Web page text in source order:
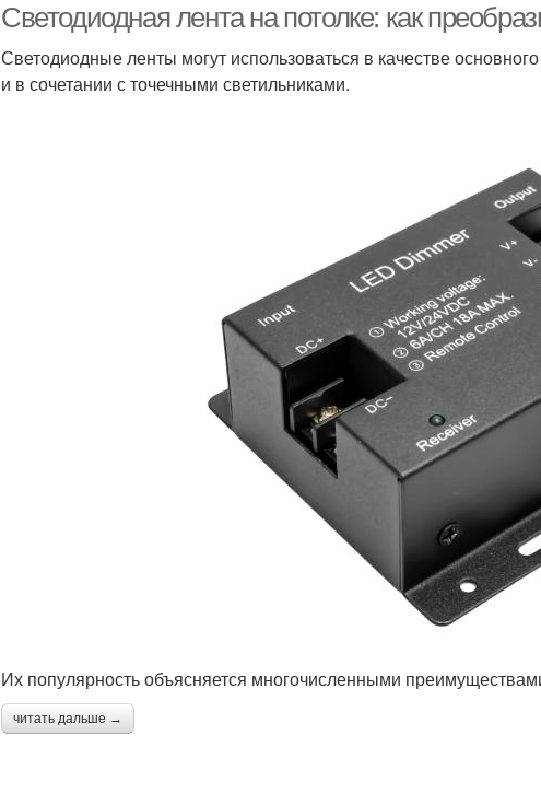
Светодиодная лента на потолке: как
Светодиодные ленты могут использоваться в качестве
и в сочетании с точечными светильниками.
Их популярность объясняется многочисленными
читать дальше →